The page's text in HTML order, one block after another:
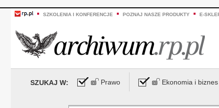
SZKOLENIA I KONFERENCJE POZNAJ NASZE PRODUKTY E-
SZUKAJ W: Prawo Ekonomia i biznes